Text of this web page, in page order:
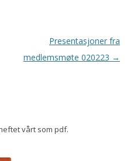
Presentasjoner fra
medlemsmøte 020223 →
vårt som pdf.